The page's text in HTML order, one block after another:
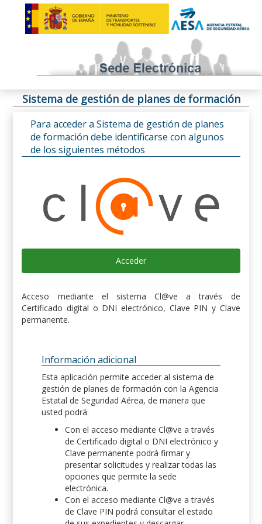
Sistema de gestión de planes de formación
Para acceder a Sistema de gestión de planes
de formación debe identificarse con algunos
de los siguientes métodos
Acceder
Acceso mediante el sistema Cl@ve a través de
Certificado digital o DNI electrónico, Clave PIN y Clave
permanente.
Información adicional
Esta aplicación permite acceder al sistema de
gestión de planes de formación con la Agencia
Estatal de Seguridad Aérea, de manera que
usted podrá:
Con el acceso mediante Cl@ve a través
de Certificado digital o DNI electrónico y
Clave permanente podrá firmar y
presentar solicitudes y realizar todas las
opciones que permite la sede
electrónica.
Con el acceso mediante Cl@ve a través
de Clave PIN podrá consultar el estado